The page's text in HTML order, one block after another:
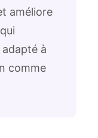
améliore
à
comme